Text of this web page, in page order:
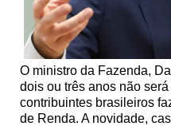
O ministro da Fazenda,
dois ou três anos não
contribuintes brasileiros
de Renda. A novidade,